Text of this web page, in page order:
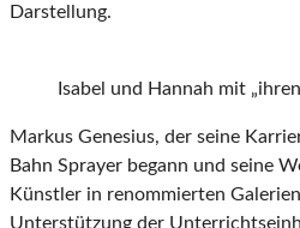
Darstellung.
Isabel und Hannah mit
Markus Genesius, der seine
Bahn Sprayer begann und seine
Künstler in renommierten
Unterstützung der